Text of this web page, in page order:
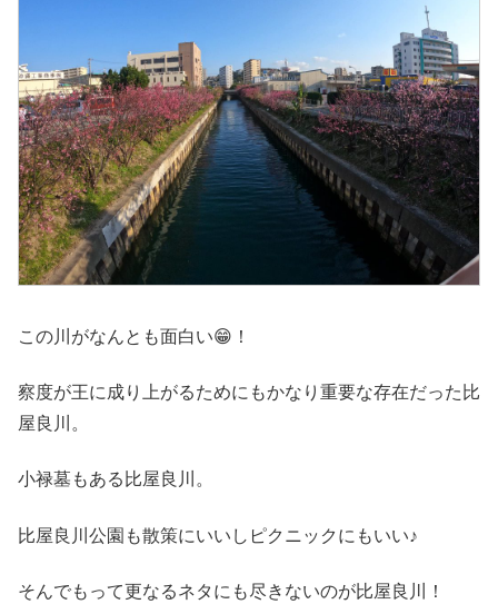
この川がなんとも面白い😁！
察度が王に成り上がるためにもかなり重要な存在だった比
屋良川。
小禄墓もある比屋良川。
比屋良川公園も散策にいいしピクニックにもいい♪
そんでもって更なるネタにも尽きないのが比屋良川！